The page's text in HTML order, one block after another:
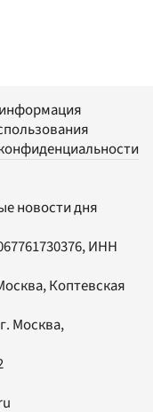
новости дня
ИНН
Коптевская
Москва,